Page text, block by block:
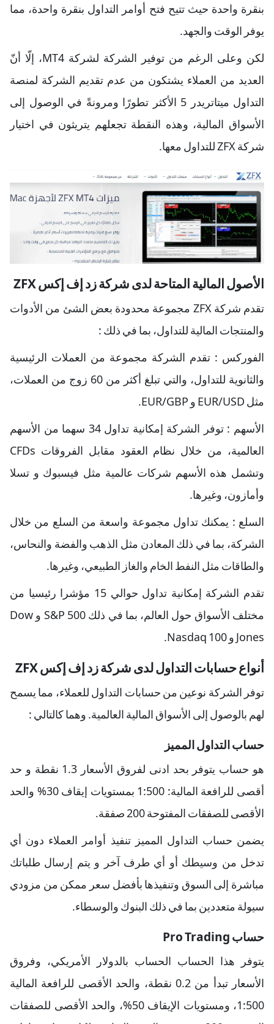
بنقرة واحدة حيث تتيح فتح أوامر التداول بنقرة واحدة، مما
يوفر الوقت والجهد.
لكن وعلى الرغم من توفير الشركة لشركة MT4، إلّا أنّ
العديد من العملاء يشتكون من عدم تقديم الشركة لمنصة
التداول ميتاتريدر 5 الأكثر تطورًا ومرونةً في الوصول إلى
الأسواق المالية، وهذه النقطة تجعلهم يتريثون في اختيار
شركة ZFX للتداول معها.
الأصول المالية المتاحة لدى شركة زد إف إكس ZFX
تقدم شركة ZFX مجموعة محدودة بعض الشئ من الأدوات
والمنتجات المالية للتداول، بما في ذلك :
الفوركس : تقدم الشركة مجموعة من العملات الرئيسية
والثانوية للتداول، والتي تبلغ أكثر من 60 زوج من العملات،
مثل EUR/USD و EUR/GBP.
الأسهم : توفر الشركة إمكانية تداول 34 سهما من الأسهم
العالمية، من خلال نظام العقود مقابل الفروقات CFDs
وتشمل هذه الأسهم شركات عالمية مثل فيسبوك و تسلا
وأمازون، وغيرها.
السلع : يمكنك تداول مجموعة واسعة من السلع من خلال
الشركة، بما في ذلك المعادن مثل الذهب والفضة والنحاس،
والطاقات مثل النفط الخام والغاز الطبيعي، وغيرها.
تقدم الشركة إمكانية تداول حوالي 15 مؤشرا رئيسيا من
مختلف الأسواق حول العالم، بما في ذلك S&P 500 و Dow
Jones و Nasdaq 100.
أنواع حسابات التداول لدى شركة زد إف إكس ZFX
توفر الشركة نوعين من حسابات التداول للعملاء، مما يسمح
لهم بالوصول إلى الأسواق المالية العالمية. وهما كالتالي :
حساب التداول المميز
هو حساب يتوفر بحد ادنى لفروق الأسعار 1.3 نقطة و حد
أقصى للرافعة المالية: 1:500 بمستويات إيقاف 30% والحد
الأقصى للصفقات المفتوحة 200 صفقة.
يضمن حساب التداول المميز تنفيذ أوامر العملاء دون أي
تدخل من وسيطك أو أي طرف آخر و يتم إرسال طلباتك
مباشرة إلى السوق وتنفيذها بأفضل سعر ممكن من مزودي
سيولة متعددين بما في ذلك البنوك والوسطاء.
حساب Pro Trading
يتوفر هذا الحساب الحساب بالدولار الأمريكي، وفروق
الأسعار تبدأ من 0.2 نقطة، والحد الأقصى للرافعة المالية
1:500، ومستويات الإيقاف 50%، والحد الأقصى للصفقات